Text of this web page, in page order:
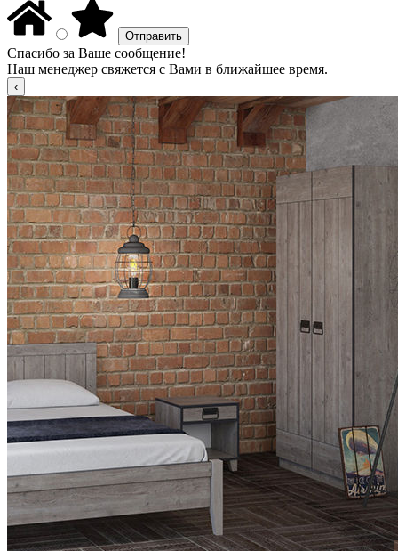
Спасибо за Ваше сообщение!
Наш менеджер свяжется с Вами в ближайшее время.